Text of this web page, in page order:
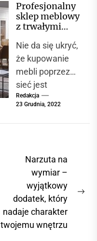
wysoką
jakością? Już
Profesjonalny
sklep meblowy
z trwałymi
Nie da się ukryć,
że kupowanie
mebli poprzez
sieć jest
nowoczesnym
szybkie
akcesoriów,
które mogą być...
Redakcja
23 Grudnia, 2022
Narzuta na
wymiar –
wyjątkowy
dodatek, który
nadaje charakter
twojemu wnętrzu